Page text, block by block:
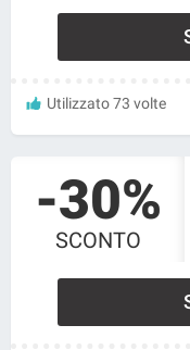
Utilizzato 73 volte
-30%
SCONTO